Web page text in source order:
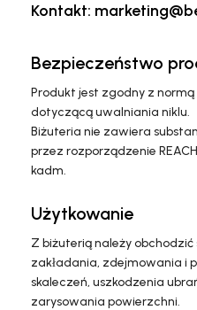
Kontakt:
Bezpieczeństwo
Produkt jest zgodny z normą
dotyczącą uwalniania niklu.
Biżuteria nie zawiera
przez rozporządzenie
kadm.
Użytkowanie
Z biżuterią należy
zakładania, zdejmowania i
skaleczeń, uszkodzenia
zarysowania powierzchni.